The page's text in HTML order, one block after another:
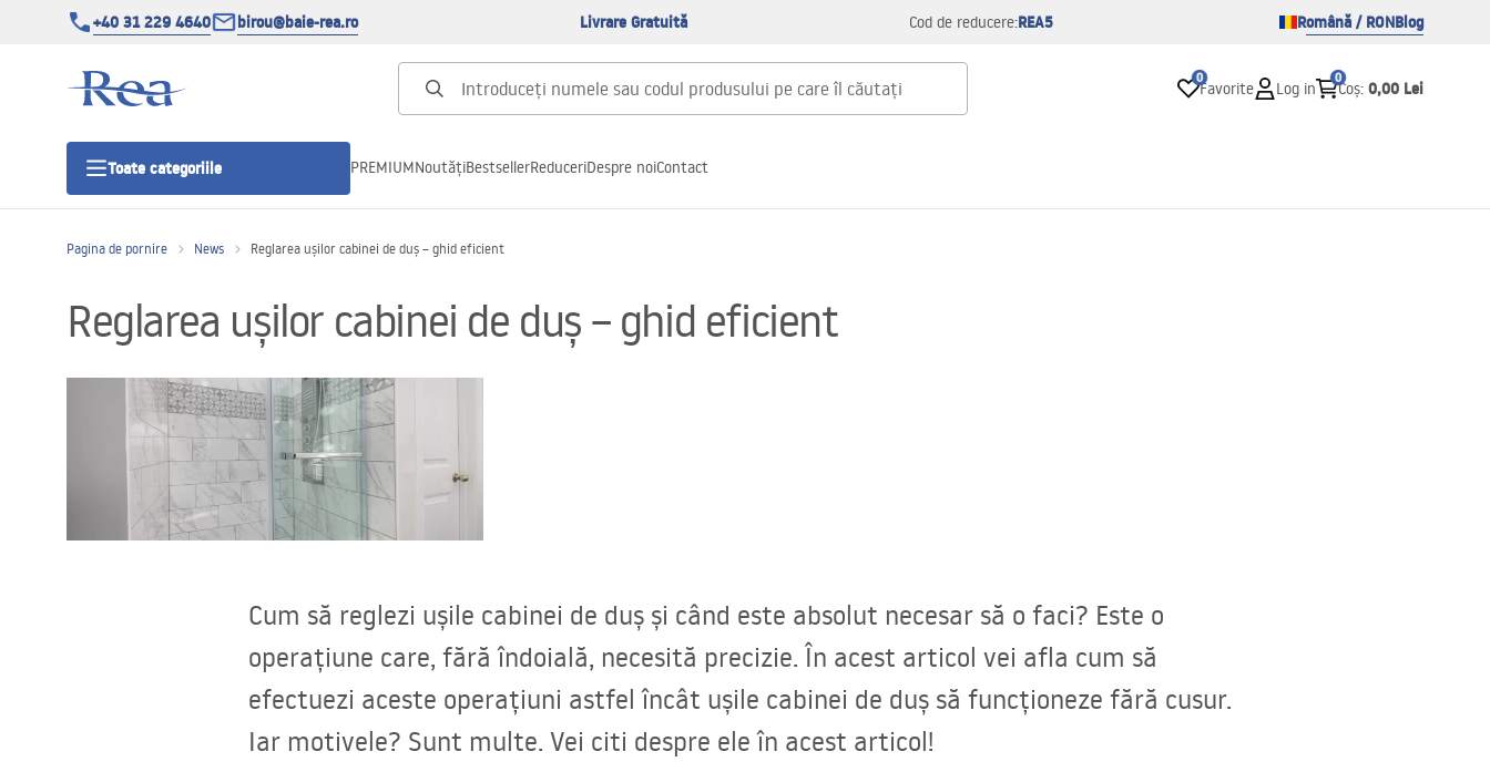
+40 31 229 4640 birou@baie-rea.ro Livrare Gratuită Cod de reducere:REA5 Română / RONBlog
0
Favorite Log in
0
Coș: 0,00 Lei
Toate categoriile
Usi pentru cabine de dus
Cadite de dus
Rigole Liniare
Vase WC si Bideuri
PREMIUMNoutățiBestsellerReduceriDespre noiContact
Pagina de pornire News Reglarea ușilor cabinei de duș – ghid eficient
Reglarea ușilor cabinei de duș – ghid eficient
Cum să reglezi ușile cabinei de duș și când este absolut necesar să o faci? Este o
operațiune care, fără îndoială, necesită precizie. În acest articol vei afla cum să
efectuezi aceste operațiuni astfel încât ușile cabinei de duș să funcționeze fără cusur.
Iar motivele? Sunt multe. Vei citi despre ele în acest articol!